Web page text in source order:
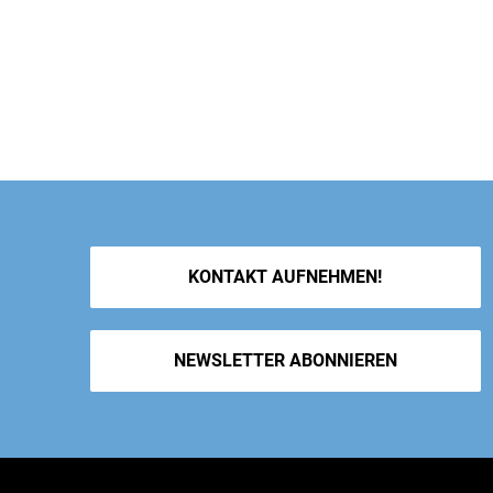
KONTAKT AUFNEHMEN!
NEWSLETTER ABONNIEREN